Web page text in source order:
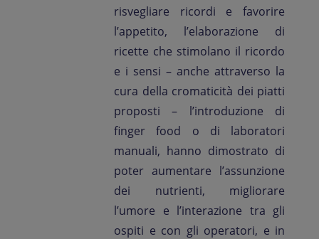
risvegliare ricordi e favorire
l’appetito, l’elaborazione di
ricette che stimolano il ricordo
e i sensi – anche attraverso la
cura della cromaticità dei piatti
proposti – l’introduzione di
finger food o di laboratori
manuali, hanno dimostrato di
poter aumentare l’assunzione
dei nutrienti, migliorare
l’umore e l’interazione tra gli
ospiti e con gli operatori, e in